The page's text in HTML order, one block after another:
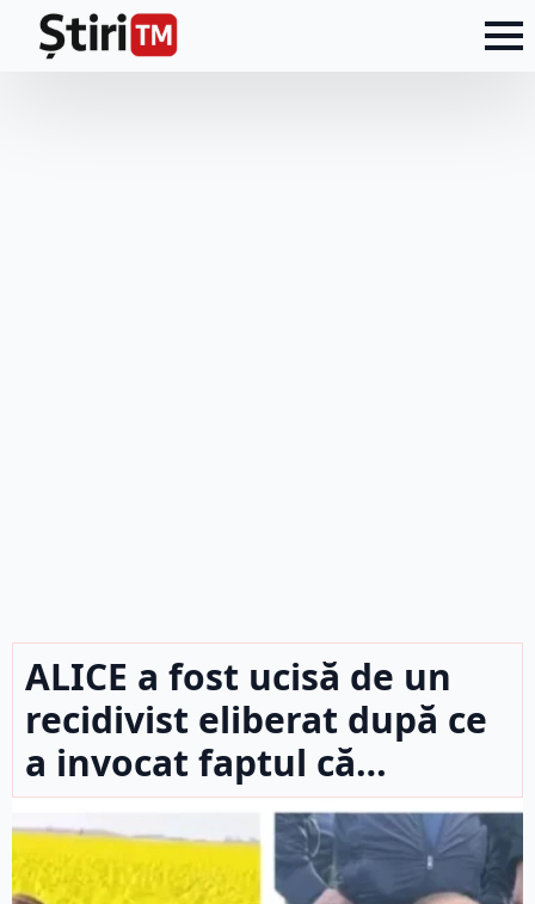
ALICE a fost ucisă de un
recidivist eliberat după ce
a invocat faptul că…